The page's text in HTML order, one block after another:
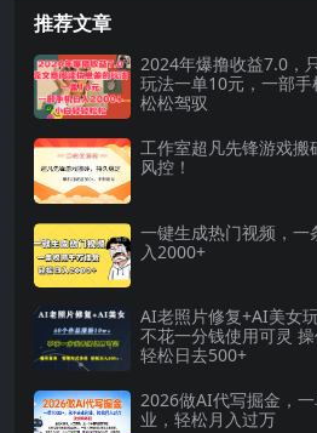
推荐文章
2024年爆撸收益7.0，
玩法一单10元，一部
松松驾驭
工作室超凡先锋游戏
风控！
一键生成热门视频，一
入2000+
AI老照片修复+AI美女玩发 40个作品涨粉
不花一分钱使用可灵 操作简单 变现方式多样话
轻松日去500+
2026做AI代写掘金，
业，轻松月入过万